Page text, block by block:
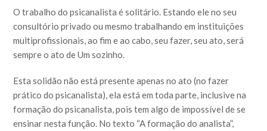
O trabalho do psicanalista é solitário. Estando ele no seu
consultório privado ou mesmo trabalhando em instituições
multiprofissionais, ao fim e ao cabo, seu fazer, seu ato, será
sempre o ato de Um sozinho.
Esta solidão não está presente apenas no ato (no fazer
prático do psicanalista), ela está em toda parte, inclusive na
formação do psicanalista, pois tem algo de impossível de se
ensinar nesta função. No texto “A formação do analista”,